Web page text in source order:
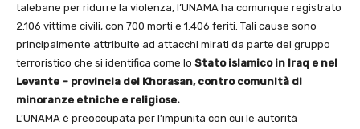
talebane per ridurre la violenza, l’UNAMA ha comunque registrato
2.106 vittime civili, con 700 morti e 1.406 feriti. Tali cause sono
principalmente attribuite ad attacchi mirati da parte del gruppo
terroristico che si identifica come lo Stato islamico in Iraq e nel
Levante – provincia del Khorasan, contro comunità di
minoranze etniche e religiose.
L’UNAMA è preoccupata per l’impunità con cui le autorità